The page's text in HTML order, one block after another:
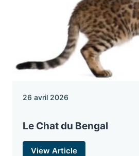
26 avril 2026
Le Chat du Bengal
View Article